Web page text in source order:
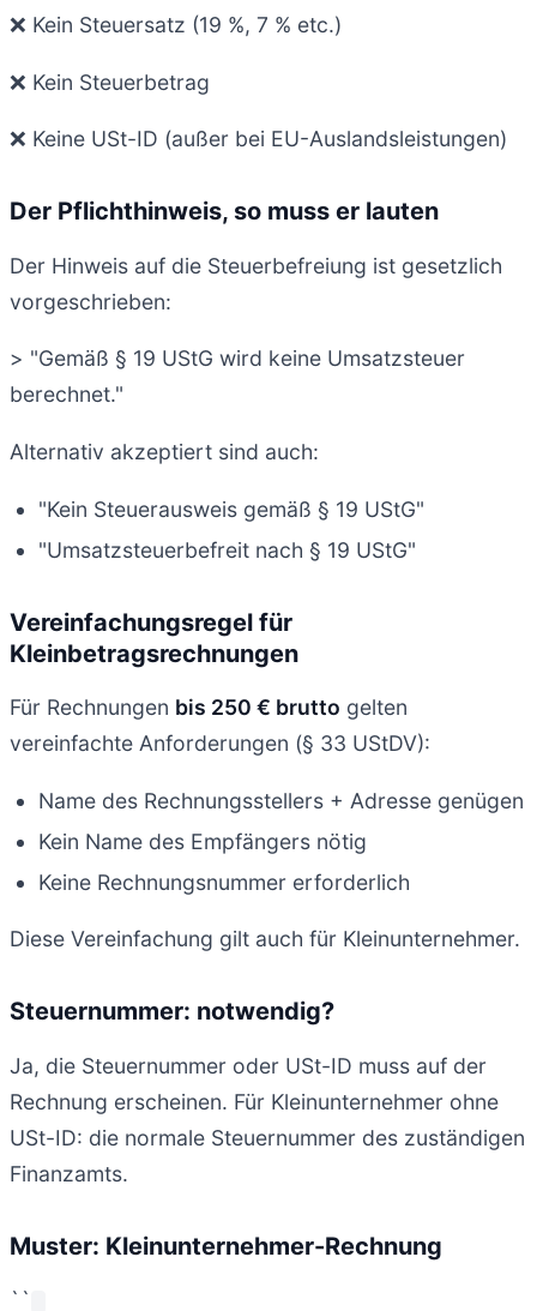
❌ Kein Steuersatz (19 %, 7 % etc.)
❌ Kein Steuerbetrag
❌ Keine USt-ID (außer bei EU-Auslandsleistungen)
Der Pflichthinweis, so muss er lauten
Der Hinweis auf die Steuerbefreiung ist gesetzlich
vorgeschrieben:
> "Gemäß § 19 UStG wird keine Umsatzsteuer
berechnet."
Alternativ akzeptiert sind auch:
"Kein Steuerausweis gemäß § 19 UStG"
"Umsatzsteuerbefreit nach § 19 UStG"
Vereinfachungsregel für
Kleinbetragsrechnungen
Für Rechnungen bis 250 € brutto gelten
vereinfachte Anforderungen (§ 33 UStDV):
Name des Rechnungsstellers + Adresse genügen
Kein Name des Empfängers nötig
Keine Rechnungsnummer erforderlich
Diese Vereinfachung gilt auch für Kleinunternehmer.
Steuernummer: notwendig?
Ja, die Steuernummer oder USt-ID muss auf der
Rechnung erscheinen. Für Kleinunternehmer ohne
USt-ID: die normale Steuernummer des zuständigen
Finanzamts.
Muster: Kleinunternehmer-Rechnung
``